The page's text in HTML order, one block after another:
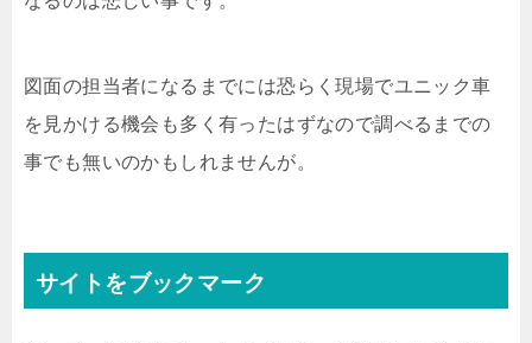
図面の担当者になるまでには恐らく現場でユニック車
を見かける機会も多く有ったはずなので調べるまでの
事でも無いのかもしれませんが。
サイトをブックマーク